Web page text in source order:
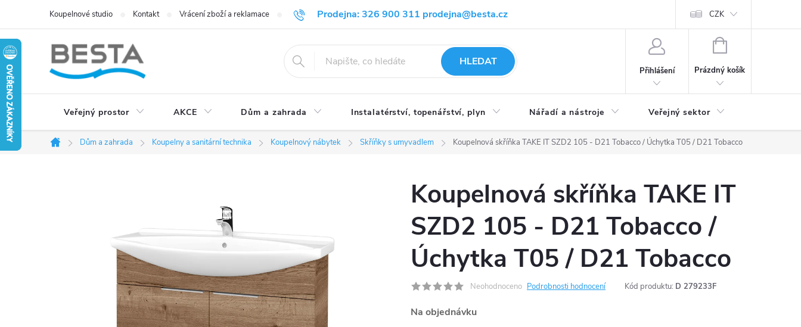
obsah
Prodejna: 326 900 311 prodejna@besta.cz
Koupelnové studio Kontakt Vrácení zboží a reklamace Blog Obchodní podmínky Ochrana osobních údajů CZK
HLEDAT
Přihlášení
NÁKUPNÍ
Prázdný košík
Veřejný prostor AKCE Dům a zahrada Instalatérství, topenářství, plyn Nářadí a nástroje Veřejný sektor
Domů
Dům a zahrada Koupelny a sanitární technika Koupelnový nábytek Skříňky s umyvadlem Koupelnová skříňka TAKE IT SZD2 105 - D21 Tobacco / Úchytka T05 / D21 Tobacco
Koupelnová skříňka TAKE IT
SZD2 105 - D21 Tobacco /
Úchytka T05 / D21 Tobacco
Neohodnoceno Podrobnosti hodnocení Kód produktu: D 279233F
Na objednávku